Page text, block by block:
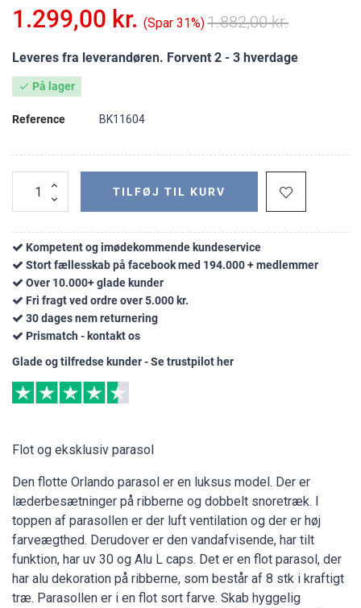
1.299,00 kr. Spar 31% 1.882,00 kr.
Leveres fra leverandøren. Forvent 2 - 3 hverdage
 På lager
Reference BK11604
TILFØJ TIL KURV
Kompetent og imødekommende kundeservice
Stort fællesskab på facebook med 194.000 + medlemmer
Over 10.000+ glade kunder
Fri fragt ved ordre over 5.000 kr.
30 dages nem returnering
Prismatch - kontakt os
Glade og tilfredse kunder - Se trustpilot her
Flot og eksklusiv parasol
Den flotte Orlando parasol er en luksus model. Der er
læderbesætninger på ribberne og dobbelt snoretræk. I
toppen af parasollen er der luft ventilation og der er høj
farveægthed. Derudover er den vandafvisende, har tilt
funktion, har uv 30 og Alu L caps. Det er en flot parasol, der
har alu dekoration på ribberne, som består af 8 stk i kraftigt
træ. Parasollen er i en flot sort farve. Skab hyggelig